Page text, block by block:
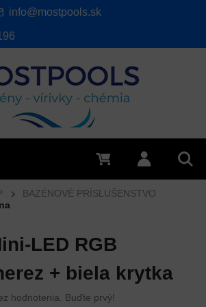
Prihlásiť
info@mostpools.sk
BAZÉNOVÉ PRÍSLUŠENSTVO
LED RGB
+ biela krytka
hodnotenia. Buďte prvý!